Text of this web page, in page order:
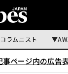
コラムニスト
事ページ内の広告